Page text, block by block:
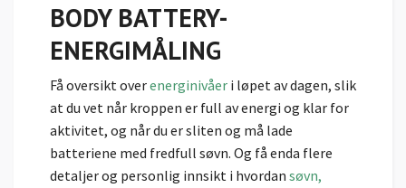
BODY BATTERY-
ENERGIMÅLING
Få oversikt overenerginivåer i løpet av dagen, slik
at du vet når kroppen er full av energi og klar for
aktivitet, og når du er sliten og må lade
batteriene med fredfull søvn. Og få enda flere
detaljer og personlig innsikt i hvordan søvn,